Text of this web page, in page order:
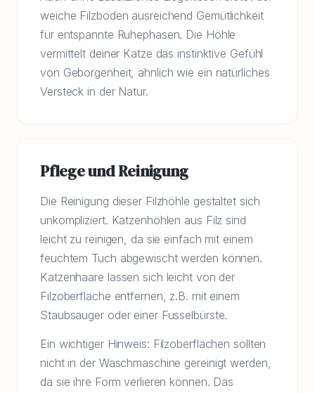
weiche Filzboden ausreichend Gemütlichkeit
für entspannte Ruhephasen. Die Höhle
vermittelt deiner Katze das instinktive Gefühl
von Geborgenheit, ähnlich wie ein natürliches
Versteck in der Natur.
Pflege und Reinigung
Die Reinigung dieser Filzhöhle gestaltet sich
unkompliziert. Katzenhöhlen aus Filz sind
leicht zu reinigen, da sie einfach mit einem
feuchtem Tuch abgewischt werden können.
Katzenhaare lassen sich leicht von der
Filzoberfläche entfernen, z.B. mit einem
Staubsauger oder einer Fusselbürste.
Ein wichtiger Hinweis: Filzoberflächen sollten
nicht in der Waschmaschine gereinigt werden,
da sie ihre Form verlieren können. Das